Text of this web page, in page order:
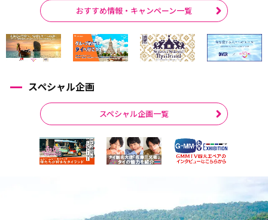
おすすめ情報・キャンペーン一覧
スペシャル企画
スペシャル企画一覧